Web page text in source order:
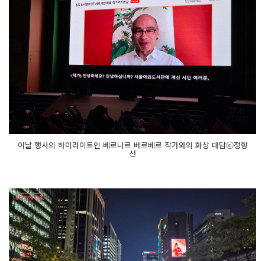
이날 행사의 하이라이트인 베르나르 베르베르 작가와의 화상 대담ⓒ정향
선